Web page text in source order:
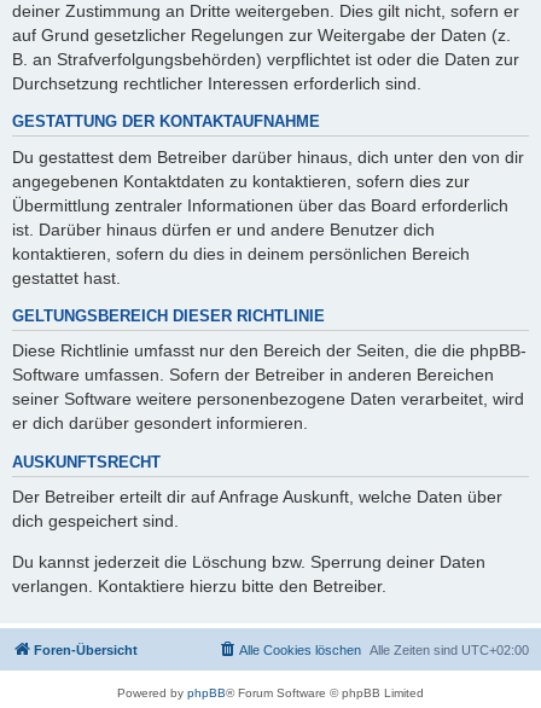
deiner Zustimmung an Dritte weitergeben. Dies gilt nicht, sofern er
auf Grund gesetzlicher Regelungen zur Weitergabe der Daten (z.
B. an Strafverfolgungsbehörden) verpflichtet ist oder die Daten zur
Durchsetzung rechtlicher Interessen erforderlich sind.
GESTATTUNG DER KONTAKTAUFNAHME
Du gestattest dem Betreiber darüber hinaus, dich unter den von dir
angegebenen Kontaktdaten zu kontaktieren, sofern dies zur
Übermittlung zentraler Informationen über das Board erforderlich
ist. Darüber hinaus dürfen er und andere Benutzer dich
kontaktieren, sofern du dies in deinem persönlichen Bereich
gestattet hast.
GELTUNGSBEREICH DIESER RICHTLINIE
Diese Richtlinie umfasst nur den Bereich der Seiten, die die phpBB-
Software umfassen. Sofern der Betreiber in anderen Bereichen
seiner Software weitere personenbezogene Daten verarbeitet, wird
er dich darüber gesondert informieren.
AUSKUNFTSRECHT
Der Betreiber erteilt dir auf Anfrage Auskunft, welche Daten über
dich gespeichert sind.
Du kannst jederzeit die Löschung bzw. Sperrung deiner Daten
verlangen. Kontaktiere hierzu bitte den Betreiber.
Foren-Übersicht Alle Zeiten sind UTC+02:00
Alle Cookies löschen
Powered by phpBB® Forum Software © phpBB Limited